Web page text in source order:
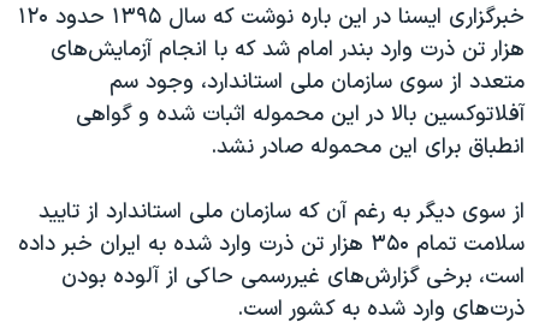
خبرگزاری ایسنا در این باره نوشت که سال ۱۳۹۵ حدود ۱۲۰
هزار تن ذرت وارد بندر امام شد که با انجام آزمایش‌های
متعدد از سوی سازمان ملی استاندارد، وجود سم
آفلاتوکسین بالا در این محموله اثبات شده و گواهی
انطباق برای این محموله صادر نشد.
از سوی دیگر به رغم آن که سازمان ملی استاندارد از تایید
سلامت تمام ۳۵۰ هزار تن ذرت وارد شده به ایران خبر داده
است، برخی گزارش‌های غیررسمی حاکی از آلوده بودن
ذرت‌های وارد شده به کشور است.